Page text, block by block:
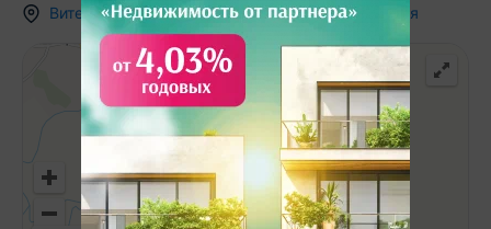
Витебская область, гп. Яновичи, ул. Вальковская